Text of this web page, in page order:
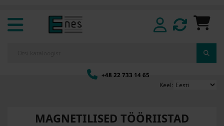
+48 22 733 14 65
Keel:
MAGNETILISED TÖÖRIISTAD